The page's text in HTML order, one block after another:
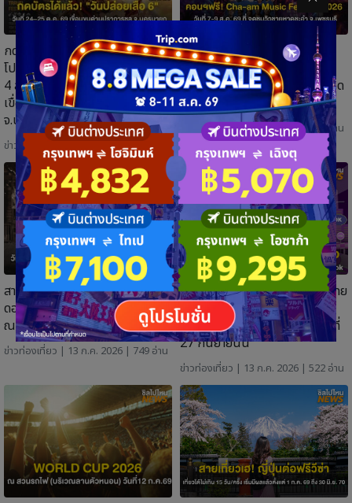
กดบัตรได้แล้ว! "วันปล่อยเสือ 6"
โปรเสือคำราม 990 บาท 31 ก.ค. –
4 ส.ค. 69 วันที่ 24–25 ต.ค. 69
เขื่อนขุนด่านปราการชล
จ.นครนายก
ข่าวท่องเที่ยว| 31 ก.ค. 2026 | 193 อ่าน
คอนเสิร์ตฟรี! Cha-am Music
Festival 2026 วันที่ 7-9
สิงหาคม 2569 ที่ จุดชมวิวชายหาด
ชะอำ จ.เพชรบุรี
ข่าวท่องเที่ยว | 31 ก.ค. 2026 | 416 อ่าน
สายถ่ายรูปมาด่วน! เทศกาลศิลปะ
ดอกไม้ วันที่ 4 ก.ค.69 - 2ส.ค.69
ณ ตลาดเก่าริมน้ำหัวตะเข้
ข่าวท่องเที่ยว | 13 ก.ค. 2026 | 749 อ่าน
น่ารักเกินต้าน! แก๊งซานริโอบุกไทย
แล้ว งานวิ่งระดับโลกใจกลาง
กรุงเทพ ที่ One Bangkok วันที่
27 กันยายนนี้
ข่าวท่องเที่ยว | 13 ก.ค. 2026 | 522 อ่าน